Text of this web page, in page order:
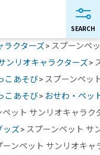
ラクターズ スプーンペ
ンリオキャラクターズ
こあそび
スプーンペッ
こあそび
おせわ・ペッ
ペット サンリオキャラク
ッズ スプーンペット サ
ーンペット サンリオキャ